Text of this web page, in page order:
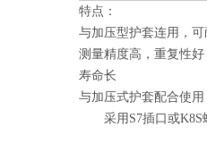
特点：
与加压型护套连用，
测量精度高，重复性好
寿命长
与加压式护套配合使用
采用S7插口或K8S